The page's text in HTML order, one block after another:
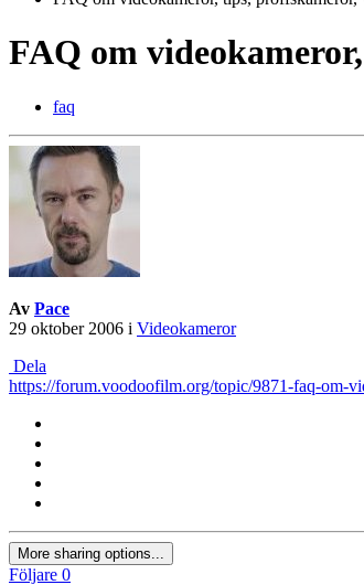
FAQ om
faq
Av Pace
29 oktober 2006 i Videokameror
Dela
https://forum.voodoofilm.org/topic/9871-faq-om-
More sharing options...
Följare 0